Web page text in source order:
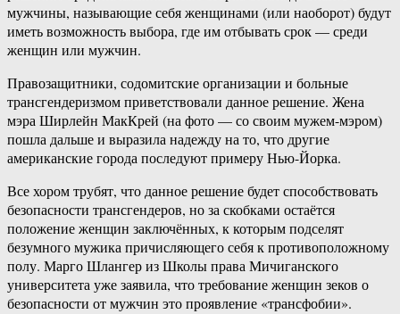
мужчины, называющие себя женщинами (или наоборот) будут
иметь возможность выбора, где им отбывать срок — среди
женщин или мужчин.
Правозащитники, содомитские организации и больные
трансгендеризмом приветствовали данное решение. Жена
мэра Ширлейн МакКрей (на фото — со своим мужем-мэром)
пошла дальше и выразила надежду на то, что другие
американские города последуют примеру Нью-Йорка.
Все хором трубят, что данное решение будет способствовать
безопасности трансгендеров, но за скобками остаётся
положение женщин заключённых, к которым подселят
безумного мужика причисляющего себя к противоположному
полу. Марго Шлангер из Школы права Мичиганского
университета уже заявила, что требование женщин зеков о
безопасности от мужчин это проявление «трансфобии».